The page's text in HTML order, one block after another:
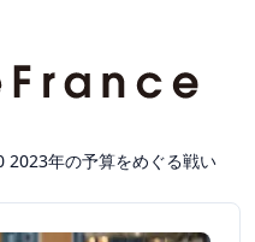
2023年の予算をめぐる戦い